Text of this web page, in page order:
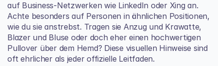
auf Business-Netzwerken wie LinkedIn oder Xing an.
Achte besonders auf Personen in ähnlichen Positionen,
wie du sie anstrebst. Tragen sie Anzug und Krawatte,
Blazer und Bluse oder doch eher einen hochwertigen
Pullover über dem Hemd? Diese visuellen Hinweise sind
oft ehrlicher als jeder offizielle Leitfaden.